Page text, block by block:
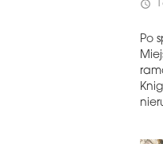
schedule
Po